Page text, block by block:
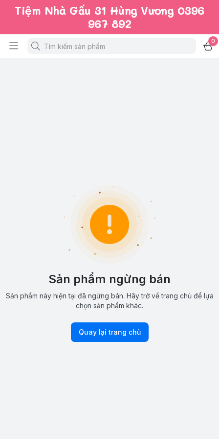
Tiệm Nhà Gấu 31 Hùng Vương 0396
967 892
0
Sản phẩm ngừng bán
Sản phẩm này hiện tại đã ngừng bán. Hãy trở về trang chủ để lựa
chọn sản phẩm khác.
Quay lại trang chủ